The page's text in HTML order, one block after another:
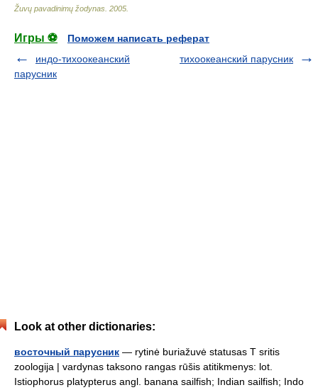
Žuvų pavadinimų žodynas 2005
Игры ⚽
Поможем написать реферат
индо-тихоокеанский
парусник
тихоокеанский парусник
Look at other dictionaries:
восточный парусник — rytinė buriažuvė statusas T sritis
zoologija | vardynas taksono rangas rūšis atitikmenys: lot.
Istiophorus platypterus angl. banana sailfish; Indian sailfish; Indo